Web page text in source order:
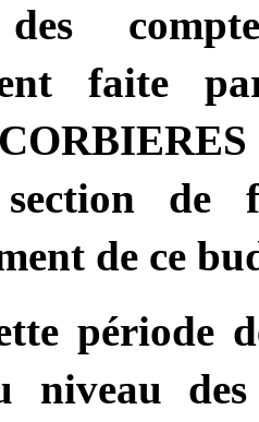
des
faite
de
de ce
période
niveau